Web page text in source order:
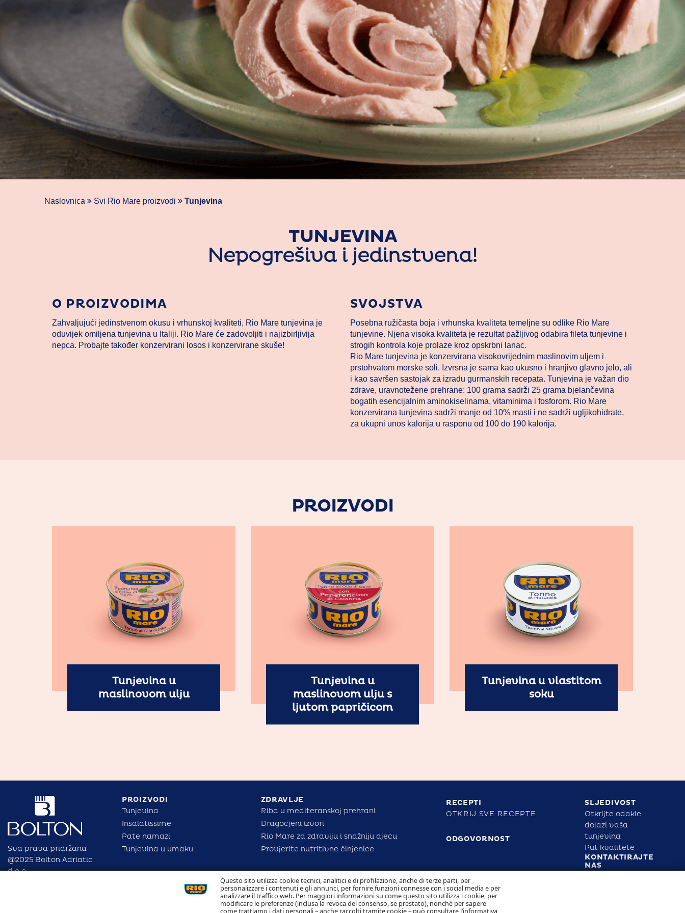
Questo sito utilizza cookie tecnici, analitici e di profilazione, anche di terze parti, per
personalizzare i contenuti e gli annunci, per fornire funzioni connesse con i social media e per
analizzare il traffico web. Per maggiori informazioni su come questo sito utilizza i cookie, per
modificare le preferenze (inclusa la revoca del consenso, se prestato), nonché per sapere
come trattiamo i dati personali – anche raccolti tramite cookie – può consultare l’informativa
Naslovnica Svi Rio Mare proizvodi Tunjevina
TUNJEVINA
Nepogrešiva i jedinstvena!
O PROIZVODIMA
Zahvaljujući jedinstvenom okusu i vrhunskoj kvaliteti, Rio Mare tunjevina je
oduvijek omiljena tunjevina u Italiji. Rio Mare će zadovoljiti i najizbirljivija
nepca. Probajte također konzervirani losos i konzervirane skuše!
SVOJSTVA
Posebna ružičasta boja i vrhunska kvaliteta temeljne su odlike Rio Mare
tunjevine. Njena visoka kvaliteta je rezultat pažljivog odabira fileta tunjevine i
strogih kontrola koje prolaze kroz opskrbni lanac.
Rio Mare tunjevina je konzervirana visokovrijednim maslinovim uljem i
prstohvatom morske soli. Izvrsna je sama kao ukusno i hranjivo glavno jelo, ali
i kao savršen sastojak za izradu gurmanskih recepata. Tunjevina je važan dio
zdrave, uravnotežene prehrane: 100 grama sadrži 25 grama bjelančevina
bogatih esencijalnim aminokiselinama, vitaminima i fosforom. Rio Mare
konzervirana tunjevina sadrži manje od 10% masti i ne sadrži ugljikohidrate,
za ukupni unos kalorija u rasponu od 100 do 190 kalorija.
PROIZVODI
Tunjevina u
maslinovom ulju
Tunjevina u
maslinovom ulju s
ljutom papričicom
Tunjevina u vlastitom
soku
Sva prava pridržana
@2025 Bolton Adriatic
d.o.o.
PROIZVODI
Tunjevina
Insalatissime
Pate namazi
Tunjevina u umaku
ZDRAVLJE
Riba u mediteranskoj prehrani
Dragocjeni izvori
Rio Mare za zdraviju i snažniju djecu
Provjerite nutritivne činjenice
RECEPTI
OTKRIJ SVE RECEPTE
ODGOVORNOST
SLJEDIVOST
Otkrijte odakle
dolazi vaša
tunjevina
Put kvalitete
KONTAKTIRAJTE
NAS
POLITIKA